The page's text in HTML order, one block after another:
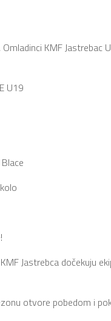
KMF
U19
Jastrebca dočekuju
otvore pobedom i